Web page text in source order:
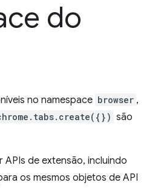
do
no namespace browser ,
são
de extensão, incluindo
os mesmos objetos de API